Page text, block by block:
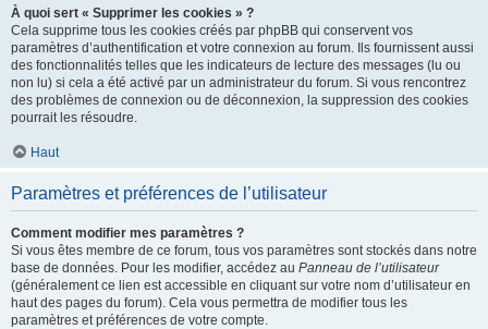
À quoi sert « Supprimer les cookies » ?
Cela supprime tous les cookies créés par phpBB qui conservent vos
paramètres d’authentification et votre connexion au forum. Ils fournissent aussi
des fonctionnalités telles que les indicateurs de lecture des messages (lu ou
non lu) si cela a été activé par un administrateur du forum. Si vous rencontrez
des problèmes de connexion ou de déconnexion, la suppression des cookies
pourrait les résoudre.
Haut
Paramètres et préférences de l’utilisateur
Comment modifier mes paramètres ?
Si vous êtes membre de ce forum, tous vos paramètres sont stockés dans notre
base de données. Pour les modifier, accédez au Panneau de l’utilisateur
(généralement ce lien est accessible en cliquant sur votre nom d’utilisateur en
haut des pages du forum). Cela vous permettra de modifier tous les
paramètres et préférences de votre compte.